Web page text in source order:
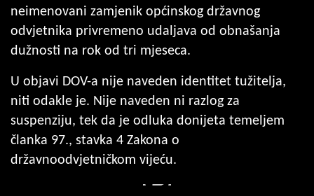
neimenovani zamjenik općinskog državnog
odvjetnika privremeno udaljava od obnašanja
dužnosti na rok od tri mjeseca.
U objavi DOV-a nije naveden identitet tužitelja,
niti odakle je. Nije naveden ni razlog za
suspenziju, tek da je odluka donijeta temeljem
članka 97., stavka 4 Zakona o
državnoodvjetničkom vijeću.